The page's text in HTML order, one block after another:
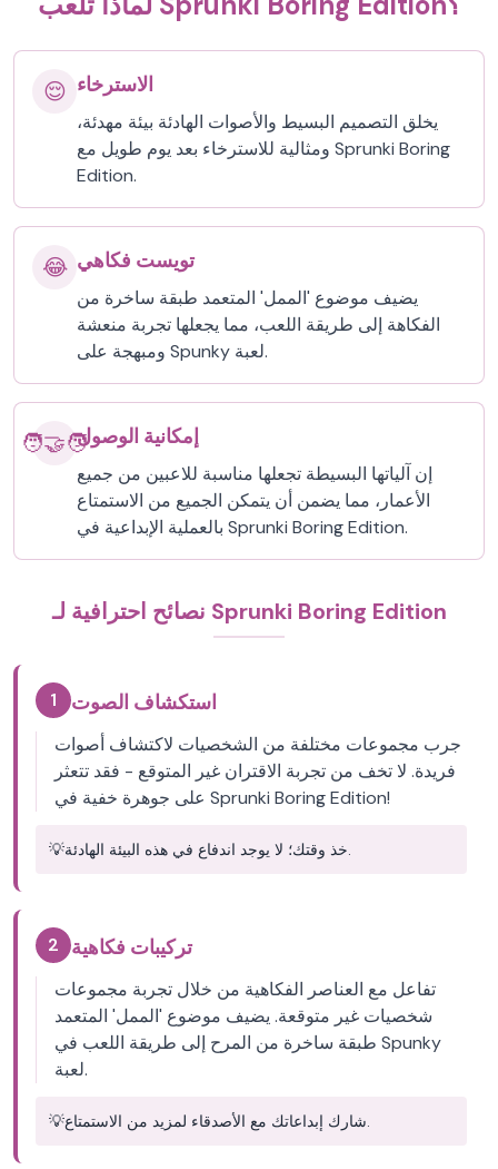
😌 الاسترخاء
يخلق التصميم البسيط والأصوات الهادئة بيئة مهدئة،
ومثالية للاسترخاء بعد يوم طويل مع Sprunki Boring
Edition.
😂 تويست فكاهي
يضيف موضوع 'الممل' المتعمد طبقة ساخرة من
الفكاهة إلى طريقة اللعب، مما يجعلها تجربة منعشة
ومبهجة على Spunky لعبة.
🧑‍🤝‍🧑إمكانية الوصول
إن آلياتها البسيطة تجعلها مناسبة للاعبين من جميع
الأعمار، مما يضمن أن يتمكن الجميع من الاستمتاع
بالعملية الإبداعية في Sprunki Boring Edition.
نصائح احترافية لـ Sprunki Boring Edition
1 استكشاف الصوت
جرب مجموعات مختلفة من الشخصيات لاكتشاف أصوات
فريدة. لا تخف من تجربة الاقتران غير المتوقع - فقد تتعثر
على جوهرة خفية في Sprunki Boring Edition!
💡 خذ وقتك؛ لا يوجد اندفاع في هذه البيئة الهادئة.
2 تركيبات فكاهية
تفاعل مع العناصر الفكاهية من خلال تجربة مجموعات
شخصيات غير متوقعة. يضيف موضوع 'الممل' المتعمد
طبقة ساخرة من المرح إلى طريقة اللعب في Spunky
لعبة.
💡 شارك إبداعاتك مع الأصدقاء لمزيد من الاستمتاع.